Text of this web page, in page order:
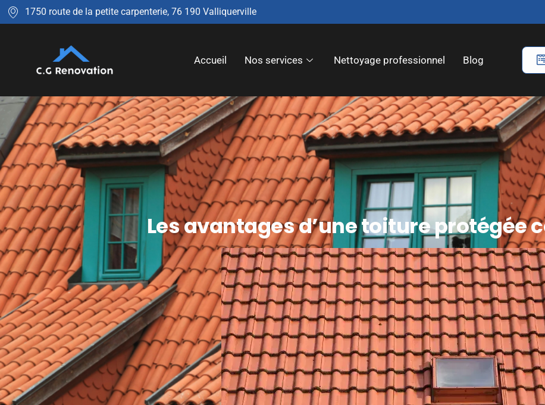
1750 route de la petite carpenterie, 76 190 Valliquerville
Accueil Nos services Nettoyage professionnel Blog
Les avantages d’une toiture protégée